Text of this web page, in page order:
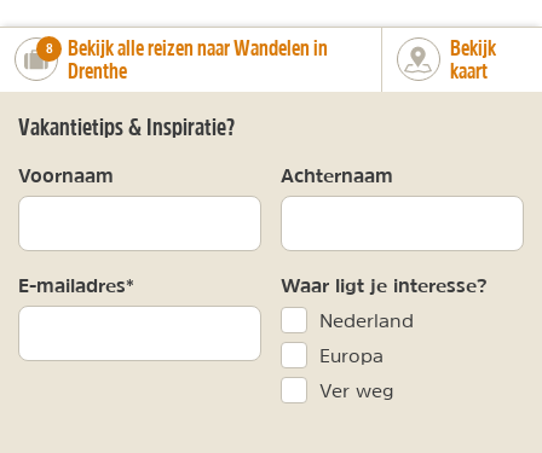
number_of_trips:
8
Bekijk alle reizen naar Wandelen in
Drenthe
Bekijk
kaart
Vakantietips & Inspiratie?
Voornaam Achternaam
E-mailadres* Waar ligt je interesse?
Nederland
Europa
Ver weg